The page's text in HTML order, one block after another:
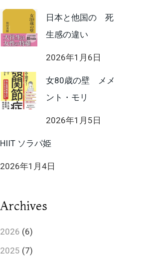
日本と他国の 死
生感の違い
2026年1月6日
女80歳の壁 メメ
ント・モリ
2026年1月5日
HIIT ソラパ姫
2026年1月4日
Archives
2026 (6)
2025 (7)